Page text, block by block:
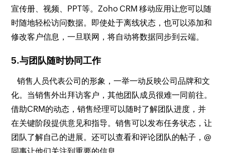
宣传册、视频、PPT等。Zoho CRM 移动应用让您可以随
时随地轻松访问数据。即使处于离线状态，也可以添加和
修改客户信息，一旦联网，将自动将数据同步到云端。
5.与团队随时协同工作
销售人员代表公司的形象，一举一动反映公司品牌和文
化。当销售外出拜访客户，其他团队成员很难一同前往。
借助CRM的动态，销售经理可以随时了解团队进度，并
在关键阶段提供意见和指导。销售可以发布任务状态，让
团队了解自己的进展。还可以查看和评论团队的帖子，@